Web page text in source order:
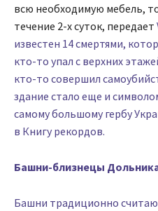
всю необходимую мебель,
течение 2-х суток, передает
известен 14 смертями,
кто-то упал с верхних
кто-то совершил
здание стало еще и
самому большому гербу
в Книгу рекордов.
Башни-близнецы
Башни традиционно